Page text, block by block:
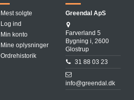
Mest solgte
Log ind
Min konto
Mine oplysninger
Ordrehistorik
Greendal ApS
Farverland 5
Bygning i, 2600
Glostrup
31 88 03 23
info@greendal.dk